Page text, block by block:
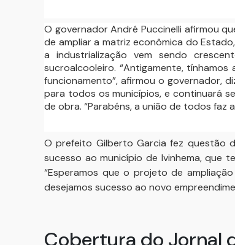
O governador André Puccinelli afirmou
de ampliar a matriz econômica do
a industrialização vem sendo
sucroalcooleiro. “Antigamente, tínhamos
funcionamento”, afirmou o governador,
para todos os municípios, e continuará
de obra. “Parabéns, a união de todos faz
O prefeito Gilberto Garcia fez questão
sucesso ao município de Ivinhema, que
“Esperamos que o projeto de
desejamos sucesso ao novo
Cobertura do Jornal